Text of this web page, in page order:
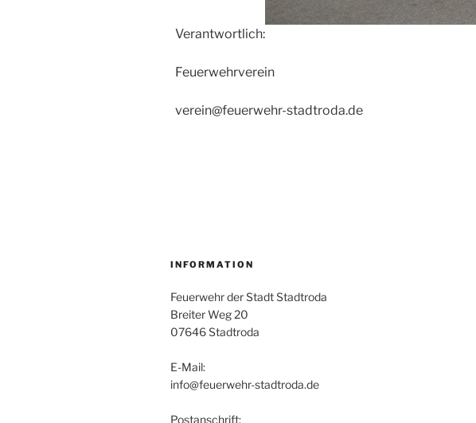
Verantwortlich:
Feuerwehrverein
verein@feuerwehr-stadtroda.de
INFORMATION
Feuerwehr der Stadt Stadtroda
Breiter Weg 20
07646 Stadtroda
E-Mail:
info@feuerwehr-stadtroda.de
Postanschrift: